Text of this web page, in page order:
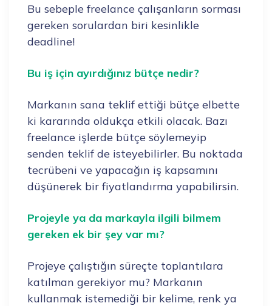
Bu sebeple freelance çalışanların sorması
gereken sorulardan biri kesinlikle
deadline!
Bu iş için ayırdığınız bütçe nedir?
Markanın sana teklif ettiği bütçe elbette
ki kararında oldukça etkili olacak. Bazı
freelance işlerde bütçe söylemeyip
senden teklif de isteyebilirler. Bu noktada
tecrübeni ve yapacağın iş kapsamını
düşünerek bir fiyatlandırma yapabilirsin.
Projeyle ya da markayla ilgili bilmem
gereken ek bir şey var mı?
Projeye çalıştığın süreçte toplantılara
katılman gerekiyor mu? Markanın
kullanmak istemediği bir kelime, renk ya